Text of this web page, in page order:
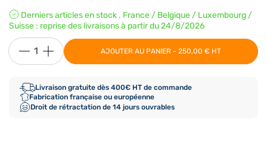
Derniers articles en stock . France / Belgique / Luxembourg /
Suisse : reprise des livraisons à partir du 24/8/2026
AJOUTER AU PANIER - 250,00 € HT
Livraison gratuite dès 400€ HT de commande
Fabrication française ou européenne
Droit de rétractation de 14 jours ouvrables